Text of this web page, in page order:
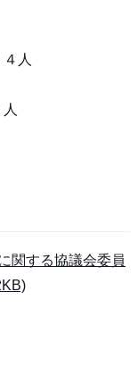
人
関する協議会委員